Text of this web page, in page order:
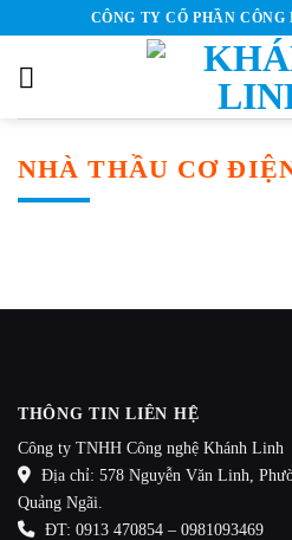
content
CÔNG TY CỔ PHẦN
NHÀ THẦU CƠ
THÔNG TIN LIÊN HỆ
Công ty TNHH Công nghệ Khánh Linh
Địa chỉ: 578 Nguyễn Văn Linh,
Quảng Ngãi.
ĐT: 0913 470854 – 0981093469